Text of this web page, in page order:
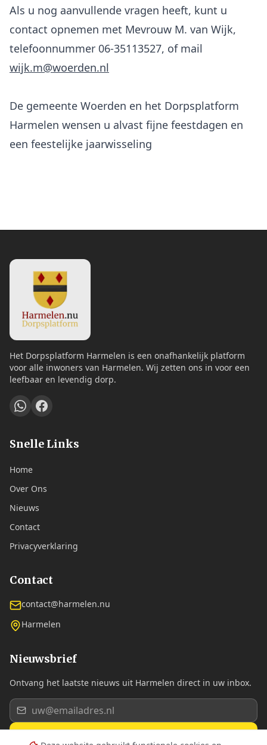
Als u nog aanvullende vragen heeft, kunt u
contact opnemen met Mevrouw M. van Wijk,
telefoonnummer 06-35113527, of mail
wijk.m@woerden.nl
De gemeente Woerden en het Dorpsplatform
Harmelen wensen u alvast fijne feestdagen en
een feestelijke jaarwisseling
Het Dorpsplatform Harmelen is een onafhankelijk platform
voor alle inwoners van Harmelen. Wij zetten ons in voor een
leefbaar en levendig dorp.
Snelle Links
Home
Over Ons
Nieuws
Contact
Privacyverklaring
Contact
contact@harmelen.nu
Harmelen
Nieuwsbrief
Ontvang het laatste nieuws uit Harmelen direct in uw inbox.
Aanmelden